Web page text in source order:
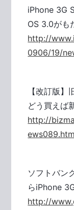
iPhone 3G
OS 3.0がも
http://
0906/19/
【改訂版
どう買えば
http://
ソフトバン
らiPhone
http://